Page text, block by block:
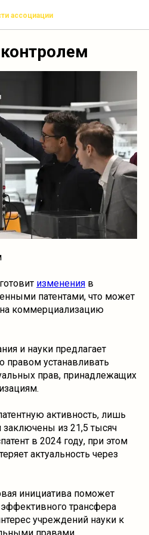
ассоциации
изменения в
патентами, что может
коммерциализацию
и науки предлагает
правом устанавливать
прав, принадлежащих
активность, лишь
из 21,5 тысяч
в 2024 году, при этом
актуальность через
инициатива поможет
трансфера
учреждений науки к
правами.